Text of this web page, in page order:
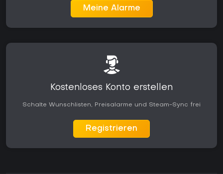
Meine Alarme
Kostenloses Konto erstellen
Schalte Wunschlisten, Preisalarme und Steam-Sync frei
Registrieren